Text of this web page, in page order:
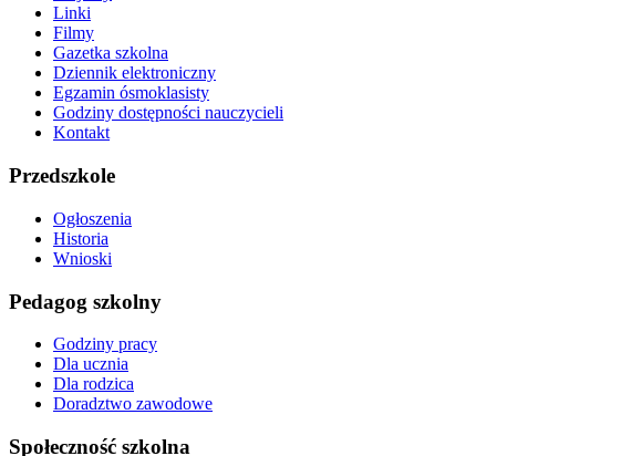
Linki
Filmy
Gazetka szkolna
Dziennik elektroniczny
Egzamin ósmoklasisty
Godziny dostępności nauczycieli
Kontakt
Przedszkole
Ogłoszenia
Historia
Wnioski
Pedagog szkolny
Godziny pracy
Dla ucznia
Dla rodzica
Doradztwo zawodowe
Społeczność szkolna